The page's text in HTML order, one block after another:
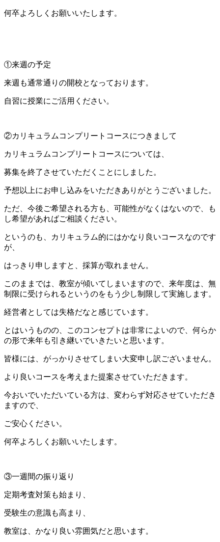
何卒よろしくお願いいたします。
①来週の予定
来週も通常通りの開校となっております。
自習に授業にご活用ください。
②カリキュラムコンプリートコースにつきまして
カリキュラムコンプリートコースについては、
募集を終了させていただくことにしました。
予想以上にお申し込みをいただきありがとうございました。
ただ、今後ご希望される方も、可能性がなくはないので、も
し希望があればご相談ください。
というのも、カリキュラム的にはかなり良いコースなのです
が、
はっきり申しますと、採算が取れません。
このままでは、教室が傾いてしまいますので、来年度は、無
制限に受けられるというのをもう少し制限して実施します。
経営者としては失格だなと感じています。
とはいうものの、このコンセプトは非常によいので、何らか
の形で来年も引き継いでいきたいと思います。
皆様には、がっかりさせてしまい大変申し訳ございません。
より良いコースを考えまた提案させていただきます。
今おいでいただいている方は、変わらず対応させていただき
ますので、
ご安心ください。
何卒よろしくお願いいたします。
③一週間の振り返り
定期考査対策も始まり、
受験生の意識も高まり、
教室は、かなり良い雰囲気だと思います。